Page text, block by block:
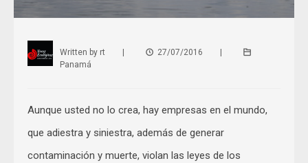
Written by rt 27/07/2016
Panamá
Aunque usted no lo crea, hay empresas en el mundo,
que adiestra y siniestra, además de generar
contaminación y muerte, violan las leyes de los